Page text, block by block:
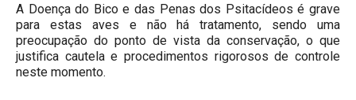
A Doença do Bico e das Penas dos Psitacídeos é grave
para estas aves e não há tratamento, sendo uma
preocupação do ponto de vista da conservação, o que
justifica cautela e procedimentos rigorosos de controle
neste momento.